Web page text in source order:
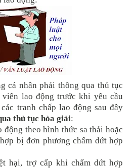
cá nhân phải thông qua thủ tục
lao động trước khi yêu cầu
tranh chấp lao động sau đây
thủ tục hòa giải:
theo hình thức sa thải hoặc
bị đơn phương chấm dứt hợp
hại, trợ cấp khi chấm dứt hợp